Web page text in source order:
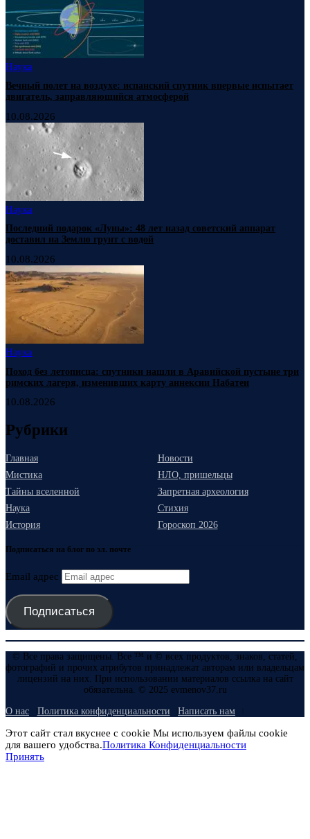
Наука
Вечный полет на воздухе: испанский спутник впервые испытает
двигатель, заправляющийся атмосферой
10.08.2026
Наука
Последний подарок «Луны»: 48 лет назад советский аппарат
доставил на Землю грунт с водой
10.08.2026
Наука
Поход без летописца: спутники нашли в Аравийской пустыне три
римских лагеря, изменивших карту аннексии Набатеи
10.08.2026
Рубрики
Главная
Новости
Мистика
НЛО, пришельцы
Тайны вселенной
Запретная археология
Наука
Стихия
История
Гороскоп 2026
Подписаться на блог по эл. почте
Email адрес
Подписаться
© Все права защищены. Все ™ и © всех продуктов, знаков, статей,
фотографий и прочих атрибутов принадлежат авторам или владельцам
лицензий на них. При использовании материалов ссылка на сайт
обязательна. © 2025 evmenov37.ru
О нас Политика конфиденциальности Написать нам
Этот сайт стал вкуснее с cookie Мы используем файлы cookie
для вашего удобства.Политика Конфиденциальности
Принять